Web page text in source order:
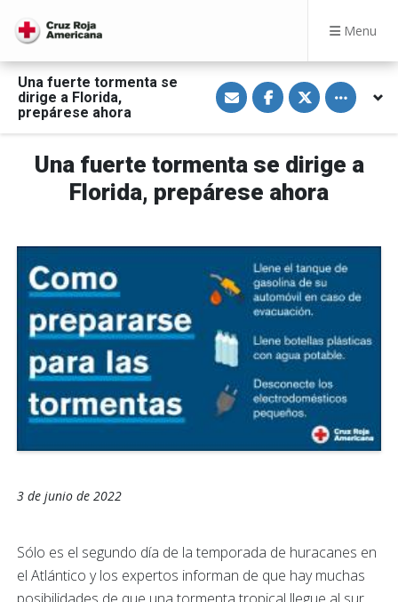
Menu
Una fuerte tormenta se
dirige a Florida,
prepárese ahora
S
h
a
e
i
a
E
m
S
h
a
e
n
F
a
c
o
S
h
a
e
n
T
w
i
r
Toggle
Una fuerte tormenta se dirige a
Florida, prepárese ahora
3 de junio de 2022
Sólo es el segundo día de la temporada de huracanes en
el Atlántico y los expertos informan de que hay muchas